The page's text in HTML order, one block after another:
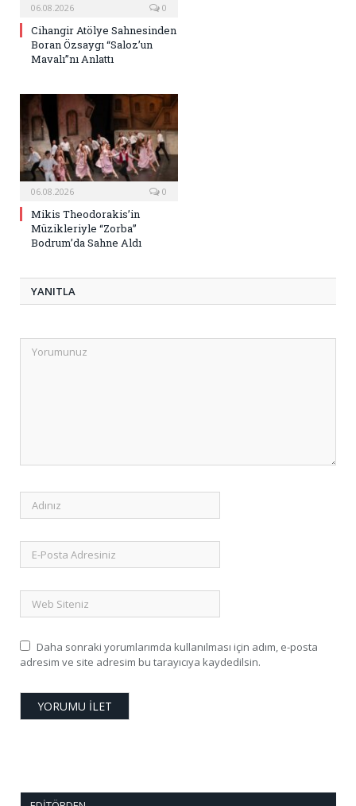
06.08.2026 0
Cihangir Atölye Sahnesinden
Boran Özsaygı “Saloz’un
Mavalı”nı Anlattı
06.08.2026 0
Mikis Theodorakis’in
Müzikleriyle “Zorba”
Bodrum’da Sahne Aldı
YANITLA
Daha sonraki yorumlarımda kullanılması için adım, e-posta
adresim ve site adresim bu tarayıcıya kaydedilsin.